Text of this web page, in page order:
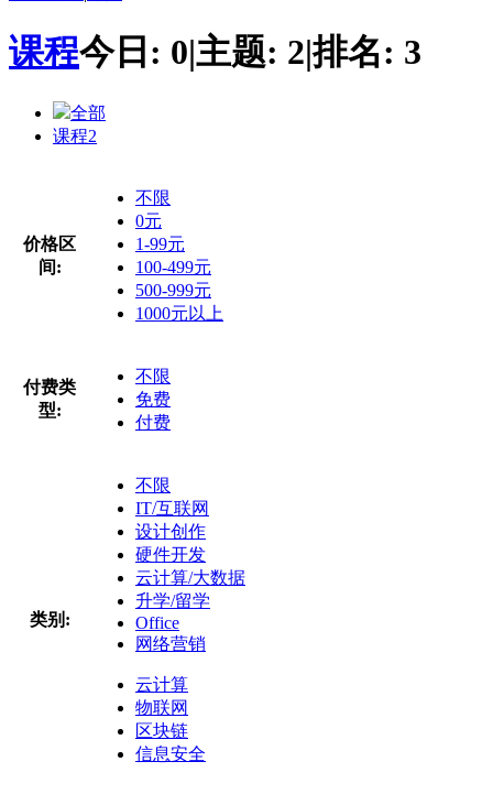
课程今日: 0|主题: 2|排名: 3
全部
课程2
价格区
间:
不限
0元
1-99元
100-499元
500-999元
1000元以上
付费类
型:
不限
免费
付费
类别:
不限
IT/互联网
设计创作
硬件开发
云计算/大数据
升学/留学
Office
网络营销
云计算
物联网
区块链
信息安全